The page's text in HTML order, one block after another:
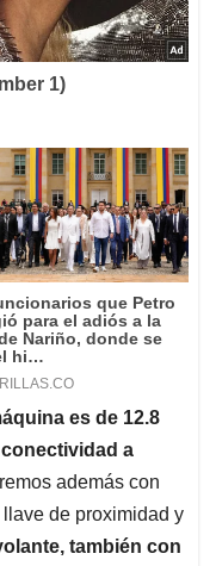
es de 12.8
a
además con
de proximidad y
también con